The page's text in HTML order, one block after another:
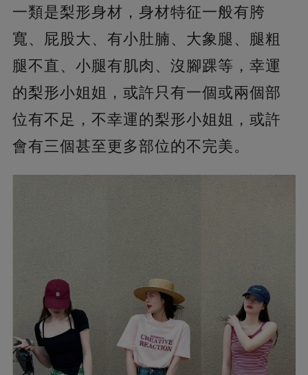
一類是梨形身材，身材特征一般有胯
寬、屁股大、有小肚腩、大象腿、腿粗
腿不直、小腿有肌肉、沒腳踝等，幸運
的梨形小姐姐，或許只有一個或兩個部
位有不足，不幸運的梨形小姐姐，或許
會有三個甚至更多部位的不完美。